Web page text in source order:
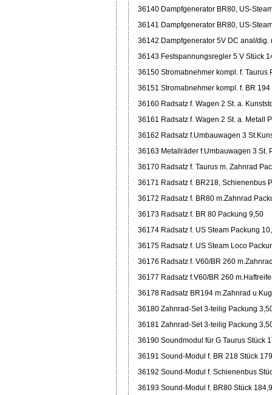
36140 Dampfgenerator BR80, US-
36141 Dampfgenerator BR80, US-
36142 Dampfgenerator 5V DC anal/dig.
36143 Festspannungsregler 5 V Stück
36150 Stromabnehmer kompl. f. Taurus
36151 Stromabnehmer kompl. f. BR
36160 Radsatz f. Wagen 2 St. a.
36161 Radsatz f. Wagen 2 St. a. Metall
36162 Radsatz f.Umbauwagen 3
36163 Metallräder f.Umbauwagen 3 St.
36170 Radsatz f. Taurus m. Zahnrad
36171 Radsatz f. BR218, Schienenbus
36172 Radsatz f. BR80 m.Zahnrad
36173 Radsatz f. BR 80 Packung 9,50
36174 Radsatz f. US Steam Packung
36175 Radsatz f. US Steam Loco
36176 Radsatz f. V60/BR 260
36177 Radsatz f.V60/BR 260
36178 Radsatz BR194 m.Zahnrad
36180 Zahnrad-Set 3-teilig Packung
36181 Zahnrad-Set 3-teilig Packung
36190 Soundmodul für G Taurus Stück
36191 Sound-Modul f. BR 218 Stück
36192 Sound-Modul f. Schienenbus
36193 Sound-Modul f. BR80 Stück